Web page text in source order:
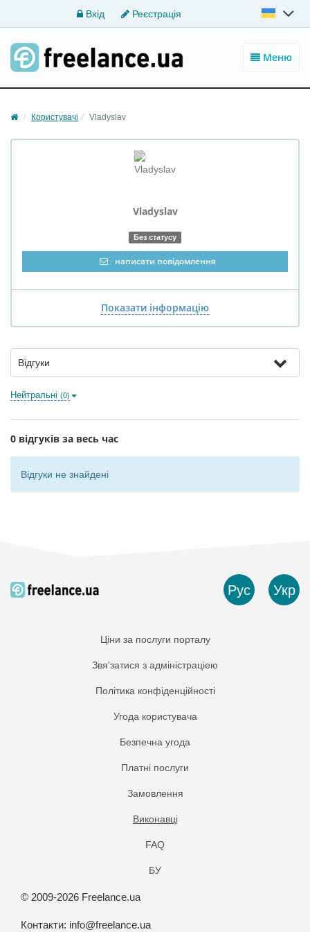
Вхід Реєстрація
Меню
Користувачі Vladyslav
Vladyslav
Без статусу
написати повідомлення
Показати інформацію
Відгуки
Нейтральні (0)
0 відгуків за весь час
Відгуки не знайдені
Рус Укр
Ціни за послуги порталу
Звя'затися з адміністраціею
Політика конфіденційності
Угода користувача
Безпечна угода
Платнi послуги
Замовлення
Виконавці
FAQ
БУ
© 2009-2026 Freelance.ua
Контакти: info@freelance.ua